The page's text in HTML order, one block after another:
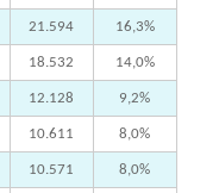
21.594 16,3%
18.532 14,0%
12.128 9,2%
10.611 8,0%
10.571 8,0%